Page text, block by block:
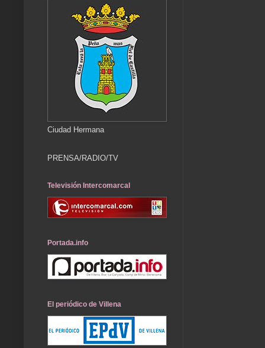
Ciudad Hermana
PRENSA/RADIO/TV
Televisión Intercomarcal
Portada.info
El periódico de Villena